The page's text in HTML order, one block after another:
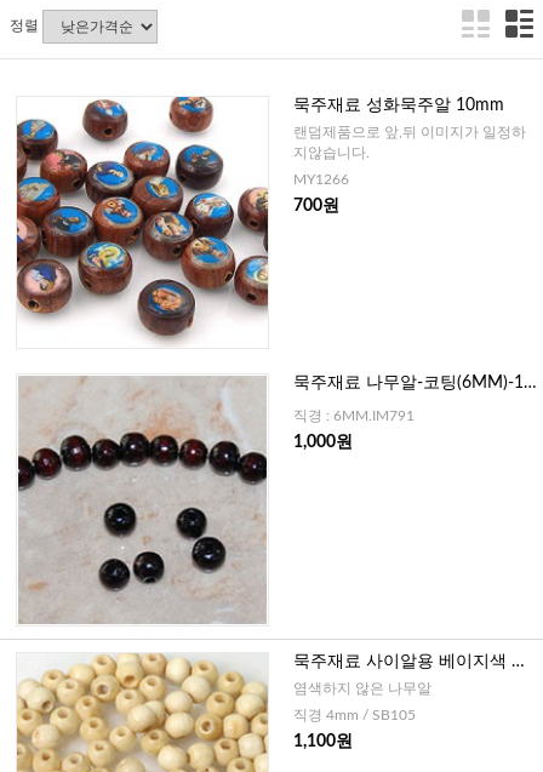
정렬
묵주재료 성화묵주알 10mm
랜덤제품으로 앞,뒤 이미지가 일정하
지않습니다.
MY1266
700원
묵주재료 나무알-코팅(6MM)-15
직경 : 6MM.IM791
1,000원
묵주재료 사이알용 베이지색 나
무알 4mm - 20개
염색하지 않은 나무알
직경 4mm / SB105
1,100원